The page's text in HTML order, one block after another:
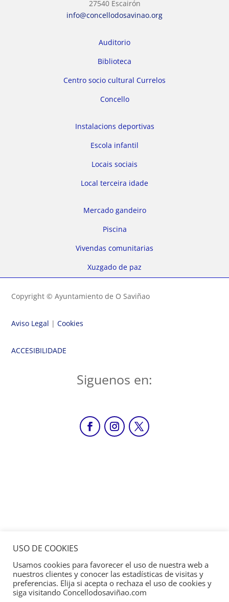
27540 Escairón
info@concellodosavinao.org
Auditorio
Biblioteca
Centro socio cultural Currelos
Concello
Instalacions deportivas
Escola infantil
Locais sociais
Local terceira idade
Mercado gandeiro
Piscina
Vivendas comunitarias
Xuzgado de paz
Copyright © Ayuntamiento de O Saviñao
Aviso Legal |Cookies
ACCESIBILIDADE
Siguenos en:
USO DE COOKIES
Usamos cookies para favorecer el uso de nuestra web a
nuestros clientes y conocer las estadísticas de visitas y
preferencias. Elija si acepta o rechaza el uso de cookies y
siga visitando Concellodosaviñao.com